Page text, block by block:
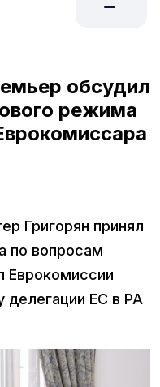
обсудил
режима
Григорян принял
по вопросам
Еврокомиссии
делегации ЕС в РА